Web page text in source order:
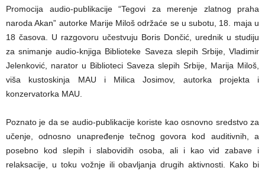
Promocija audio-publikacije “Tegovi za merenje zlatnog praha
naroda Akan” autorke Marije Miloš održaće se u subotu, 18. maja u
18 časova. U razgovoru učestvuju Boris Dončić, urednik u studiju
za snimanje audio-knjiga Biblioteke Saveza slepih Srbije, Vladimir
Jelenković, narator u Biblioteci Saveza slepih Srbije, Marija Miloš,
viša kustoskinja MAU i Milica Josimov, autorka projekta i
konzervatorka MAU.
Poznato je da se audio-publikacije koriste kao osnovno sredstvo za
učenje, odnosno unapređenje tečnog govora kod auditivnih, a
posebno kod slepih i slabovidih osoba, ali i kao vid zabave i
relaksacije, u toku vožnje ili obavljanja drugih aktivnosti. Kako bi